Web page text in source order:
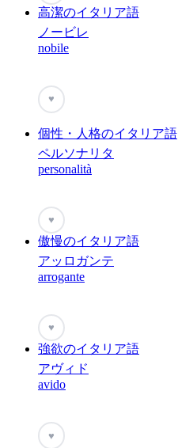
高潔のイタリア語
ノービレ
nobile
♥
個性・人格のイタリア語
ペルソナリタ
personalità
♥
傲慢のイタリア語
アッロガンテ
arrogante
♥
強欲のイタリア語
アヴィド
avido
♥